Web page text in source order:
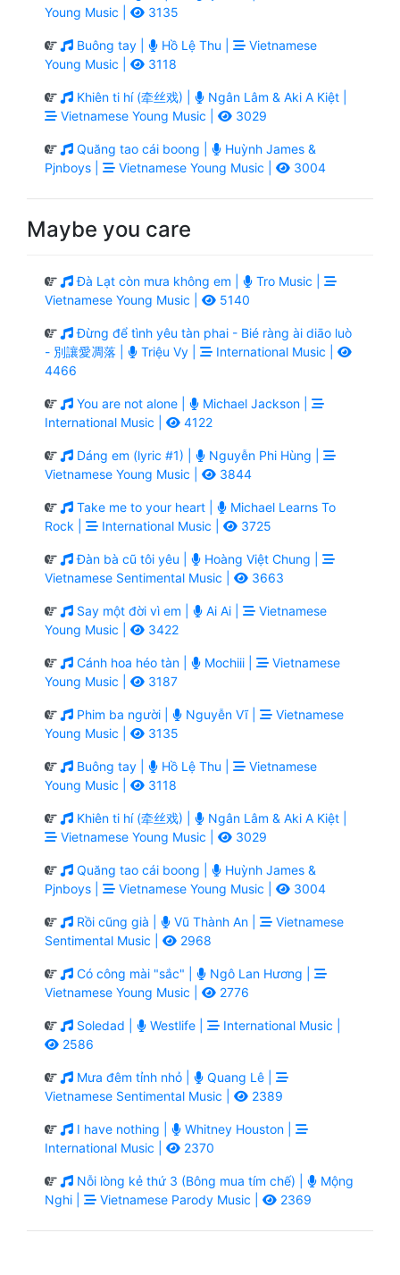
Young Music |
3135
Buông tay | Hồ Lệ Thu |
Vietnamese
Young Music |
3118
Khiên ti hí (牵丝戏) |
Ngân Lâm & Aki A Kiệt |
Vietnamese Young Music |
3029
Quăng tao cái boong |
Huỳnh James &
Pjnboys |
Vietnamese Young Music | 3004
Maybe you care
Đà Lạt còn mưa không em |
Tro Music |
Vietnamese Young Music |
5140
Đừng để tình yêu tàn phai - Bié ràng ài diāo luò
- 別讓愛凋落 |
Triệu Vy |
International Music |
4466
You are not alone |
Michael Jackson |
International Music |
4122
Dáng em (lyric #1) |
Nguyễn Phi Hùng |
Vietnamese Young Music |
3844
Take me to your heart |
Michael Learns To
Rock |
International Music | 3725
Đàn bà cũ tôi yêu |
Hoàng Việt Chung |
Vietnamese Sentimental Music |
3663
Say một đời vì em | Ai Ai |
Vietnamese
Young Music |
3422
Cánh hoa héo tàn | Mochiii |
Vietnamese
Young Music |
3187
Phim ba người | Nguyễn Vĩ |
Vietnamese
Young Music |
3135
Buông tay | Hồ Lệ Thu |
Vietnamese
Young Music |
3118
Khiên ti hí (牵丝戏) |
Ngân Lâm & Aki A Kiệt |
Vietnamese Young Music |
3029
Quăng tao cái boong |
Huỳnh James &
Pjnboys |
Vietnamese Young Music | 3004
Rồi cũng già | Vũ Thành An |
Vietnamese
Sentimental Music |
2968
Có công mài "sắc" |
Ngô Lan Hương |
Vietnamese Young Music |
2776
Soledad | Westlife |
International Music |
2586
Mưa đêm tỉnh nhỏ |
Quang Lê |
Vietnamese Sentimental Music |
2389
I have nothing |
Whitney Houston |
International Music |
2370
Nỗi lòng kẻ thứ 3 (Bông mua tím chế) |
Mộng
Nghi |
Vietnamese Parody Music | 2369